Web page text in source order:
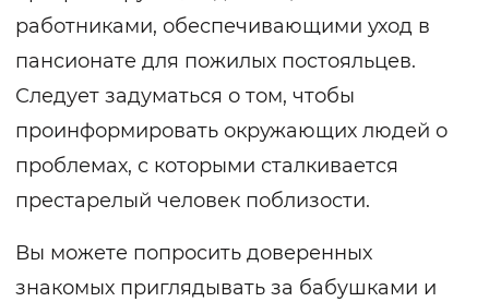
работниками, обеспечивающими уход в
пансионате для пожилых постояльцев.
Следует задуматься о том, чтобы
проинформировать окружающих людей о
проблемах, с которыми сталкивается
престарелый человек поблизости.
Вы можете попросить доверенных
знакомых приглядывать за бабушками и